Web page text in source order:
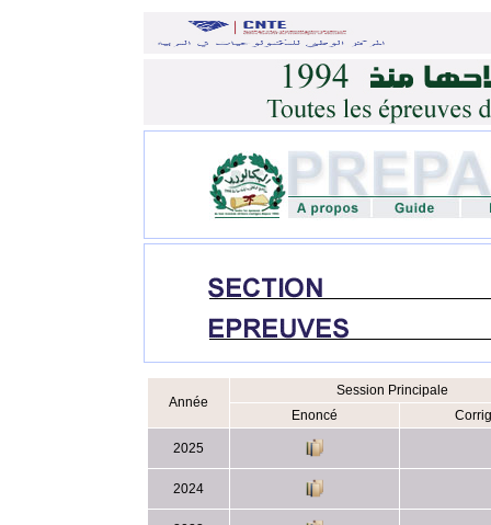
Année
Session Principale
Enoncé
2025
2024